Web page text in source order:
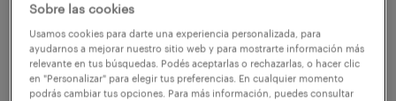
principales tendencias en recursos humanos
y gestión del talento para 2025.
Sobre las cookies
Usamos cookies para darte una experiencia personalizada, para
ayudarnos a mejorar nuestro sitio web y para mostrarte información más
relevante en tus búsquedas. Podés aceptarlas o rechazarlas, o hacer clic
en "Personalizar" para elegir tus preferencias. En cualquier momento
podrás cambiar tus opciones. Para más información, puedes consultar